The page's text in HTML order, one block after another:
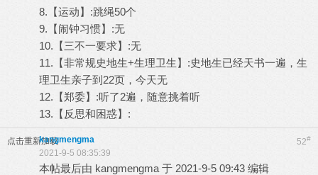
8.【运动】:跳绳50个
9.【闹钟习惯】:无
10.【三不一要求】:无
11.【非常规史地生+生理卫生】:史地生已经天书一遍，生
理卫生亲子到22页，今天无
12.【郑委】:听了2遍，随意挑着听
13.【反思和困惑】:
点击重新加载 52#
kangmengma
2021-9-5 08:35:39
本帖最后由 kangmengma 于 2021-9-5 09:43 编辑